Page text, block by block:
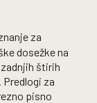
za
dosežke na
štirih
za
pisno